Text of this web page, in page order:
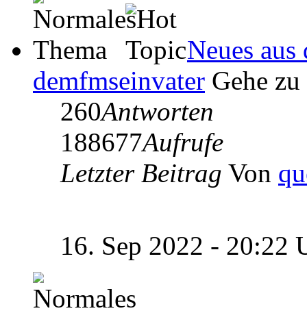
Neues
demfmseinvater Gehe
260Antworten
188677Aufrufe
Letzter Beitrag Von
16. Sep 2022 - 20:22